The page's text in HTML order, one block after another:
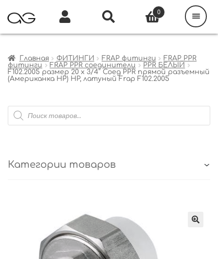
Главная ФИТИНГИ FRAP фитинги
FRAP PPR
фитинги
FRAP PPR соединители
PPR БЕЛЫЙ
F102.2005 размер 20 x 3/4″ Соед PPR прямой разъемный
(Американка НР) НР, латуный Frap F102.2005
Поиск
товаров
Категории товаров
0